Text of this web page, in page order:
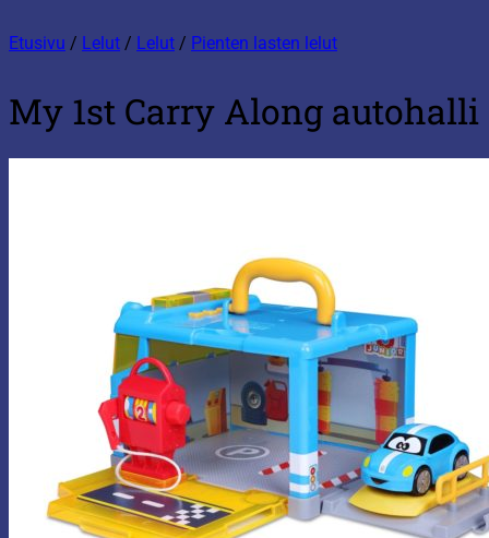
Etusivu / Lelut / Lelut / Pienten lasten lelut
My 1st Carry Along autohalli